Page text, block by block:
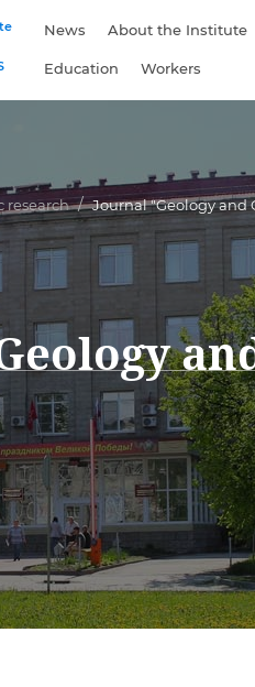
News About the Institute
Education Workers
research Journal "Geology and